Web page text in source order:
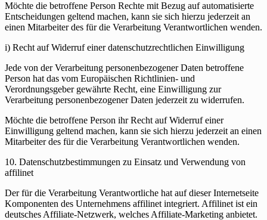
Möchte die betroffene Person Rechte mit Bezug auf automatisierte
Entscheidungen geltend machen, kann sie sich hierzu jederzeit an
einen Mitarbeiter des für die Verarbeitung Verantwortlichen wenden.
i) Recht auf Widerruf einer datenschutzrechtlichen Einwilligung
Jede von der Verarbeitung personenbezogener Daten betroffene
Person hat das vom Europäischen Richtlinien- und
Verordnungsgeber gewährte Recht, eine Einwilligung zur
Verarbeitung personenbezogener Daten jederzeit zu widerrufen.
Möchte die betroffene Person ihr Recht auf Widerruf einer
Einwilligung geltend machen, kann sie sich hierzu jederzeit an einen
Mitarbeiter des für die Verarbeitung Verantwortlichen wenden.
10. Datenschutzbestimmungen zu Einsatz und Verwendung von
affilinet
Der für die Verarbeitung Verantwortliche hat auf dieser Internetseite
Komponenten des Unternehmens affilinet integriert. Affilinet ist ein
deutsches Affiliate-Netzwerk, welches Affiliate-Marketing anbietet.